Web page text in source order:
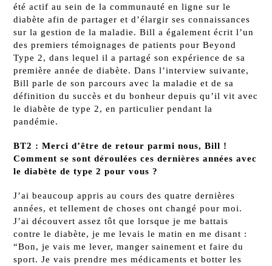
été actif au sein de la communauté en ligne sur le
diabète afin de partager et d’élargir ses connaissances
sur la gestion de la maladie. Bill a également écrit l’un
des premiers témoignages de patients pour Beyond
Type 2, dans lequel il a partagé son expérience de sa
première année de diabète. Dans l’interview suivante,
Bill parle de son parcours avec la maladie et de sa
définition du succès et du bonheur depuis qu’il vit avec
le diabète de type 2, en particulier pendant la
pandémie.
BT2 : Merci d’être de retour parmi nous, Bill !
Comment se sont déroulées ces dernières années avec
le diabète de type 2 pour vous ?
J’ai beaucoup appris au cours des quatre dernières
années, et tellement de choses ont changé pour moi.
J’ai découvert assez tôt que lorsque je me battais
contre le diabète, je me levais le matin en me disant :
“Bon, je vais me lever, manger sainement et faire du
sport. Je vais prendre mes médicaments et botter les